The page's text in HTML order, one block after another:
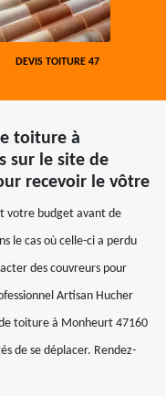
DEVIS TOITURE 47
toiture à
sur le site de
recevoir le vôtre
votre budget avant de
le cas où celle-ci a perdu
des couvreurs pour
Artisan Hucher
toiture à Monheurt 47160
de se déplacer. Rendez-